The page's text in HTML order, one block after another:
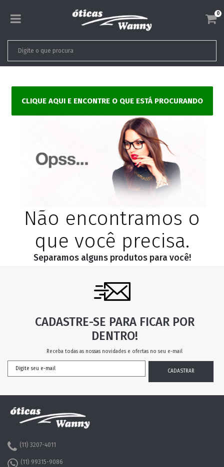
0
CLIQUE AQUI E ENCONTRE O QUE ESTÁ PROCURANDO
Não encontramos o
que você precisa.
Separamos alguns produtos para você!
CADASTRE-SE PARA FICAR POR
DENTRO!
Receba todas as nossas novidades e ofertas no seu e-mail
(11) 3207-4011
(11) 99315-9086